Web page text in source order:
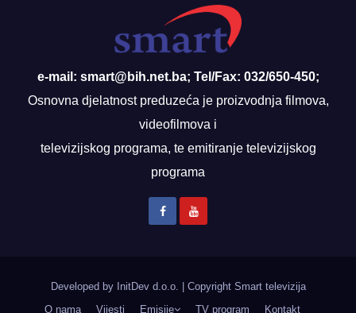
e-mail: smart@bih.net.ba; Tel/Fax: 032/650-450;
Osnovna djelatnost preduzeća je proizvodnja filmova,
videofilmova i
televizijskog programa, te emitiranje televizijskog
programa
Developed by InitDev d.o.o.
Copyright Smart televizija
O nama
Vijesti Emisije TV program Kontakt